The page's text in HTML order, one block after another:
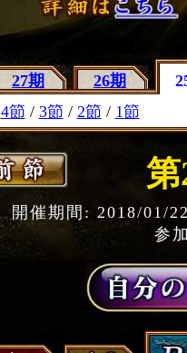
27期 26期
4節 / 3節 / 2節 / 1節
第
開催期間: 2018/01/
参